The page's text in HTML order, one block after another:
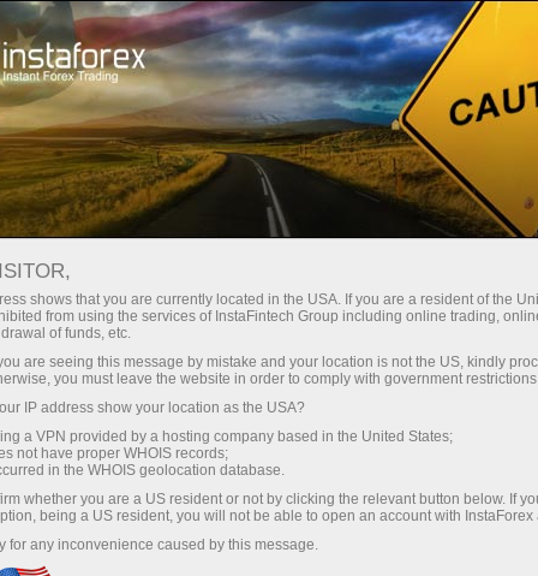
عن إنستافوركس
إنستا سبورت
معرض صور فريق لوبريس
إنستافوركس - MERRY DAKAR
CHRISTMAS
shows that you are currently located in the USA. If you are a resident of the
from using the services of InstaFintech Group including online trading,
of funds, etc.
are seeing this message by mistake and your location is not the US, kindly
you must leave the website in order to comply with government
IP address show your location as the USA?
a VPN provided by a hosting company based in the United States;
not have proper WHOIS records;
in the WHOIS geolocation database.
whether you are a US resident or not by clicking the relevant button below. If
being a US resident, you will not be able to open an account with InstaForex
for any inconvenience caused by this message.